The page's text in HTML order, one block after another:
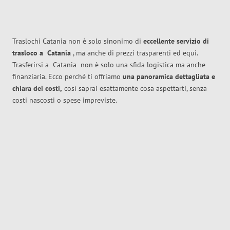
Traslochi Catania non è solo sinonimo di eccellente servizio di
trasloco a Catania , ma anche di prezzi trasparenti ed equi.
Trasferirsi a Catania non è solo una sfida logistica ma anche
finanziaria. Ecco perché ti offriamo una panoramica dettagliata e
chiara dei costi, così saprai esattamente cosa aspettarti, senza
costi nascosti o spese impreviste.